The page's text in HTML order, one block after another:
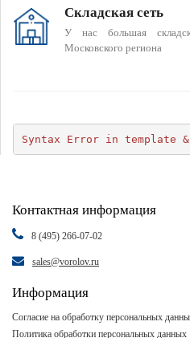
Складская сеть
У нас большая
Московского региона
Syntax Error in template
Контактная информация
8 (495) 266-07-02
sales@vorolov.ru
Информация
Согласие на обработку персональных
Политика обработки персональных данных